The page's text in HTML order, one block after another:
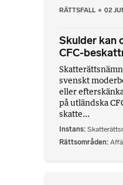
RÄTTSFALL 02
Skulder kan
CFC-
svenskt
eller
på utländska
skatte...
Instans
Rättsområden